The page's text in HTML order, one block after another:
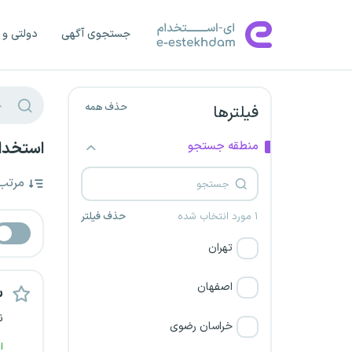
جستجوی آگهی دولتی
فیلترها حذف همه
منطقه جستجو
۱ مورد انتخاب شده حذف فیلتر
تهران
اصفهان
خراسان رضوی